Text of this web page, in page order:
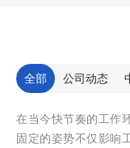
全部 公司动态
在当今快节奏的工作
固定的姿势不仅影响